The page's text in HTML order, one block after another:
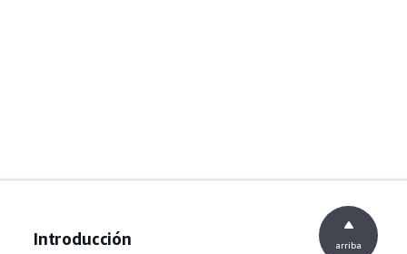
Introducción arriba